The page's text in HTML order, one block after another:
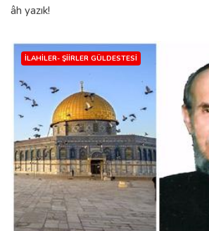
âh yazık!
İLAHILER- ŞIIRLER GÜLDESTESI